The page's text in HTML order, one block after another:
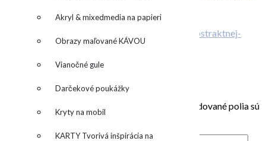
SUN” – “Modré slnko”
Akryl & mixedmedia na papieri
Obrazy maľované KÁVOU
Vianočné gule
Darčekové poukážky
Kryty na mobil
KARTY Tvorivá inšpirácia na
… prečo otvoriť dvere svojej kreativite?
Pridaj komentár
Vyžadované polia sú